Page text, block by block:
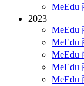
MeEdu
2023
MeEdu
MeEdu
MeEdu
MeEdu
MeEdu